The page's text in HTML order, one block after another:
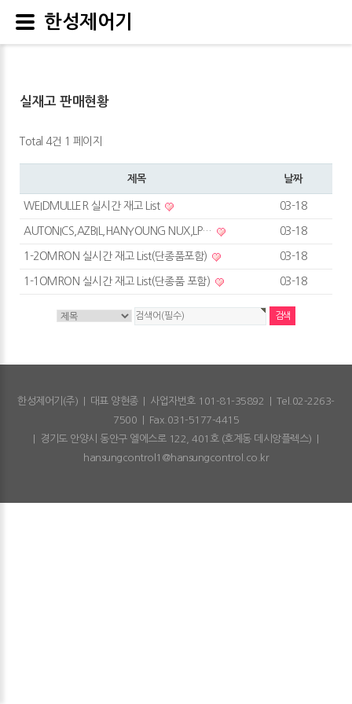
실재고 판매현황
Total 4건 1 페이지
제목 날짜
WEIDMULLER 실시간 재고 List 03-18
AUTONICS,AZBIL,HANYOUNG NUX,LP… 03-18
1-2OMRON 실시간 재고 List(단종품포함) 03-18
1-1OMRON 실시간 재고 List(단종품 포함) 03-18
한성제어기(주) 대표 양현종 사업자번호 101-81-35892
Tel.02-2263-
7500
Fax.031-5177-4415
경기도 안양시 동안구 엘에스로 122, 401호 (호계동 데시앙플렉스)
hansungcontrol1@hansungcontrol.co.kr
한성제어기